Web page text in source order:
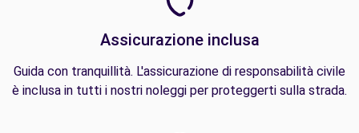
Assicurazione inclusa
Guida con tranquillità. L'assicurazione di responsabilità civile
è inclusa in tutti i nostri noleggi per proteggerti sulla strada.